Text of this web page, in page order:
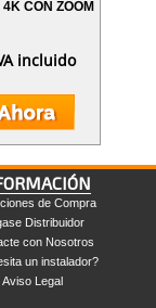
CON ZOOM
incluido
de Compra
Distribuidor
con Nosotros
un instalador?
Aviso Legal